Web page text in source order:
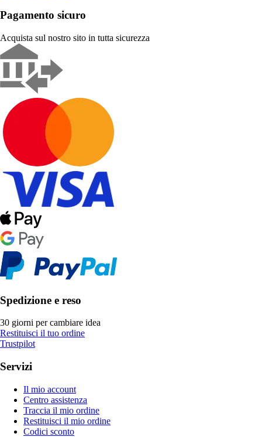
Pagamento sicuro
Acquista sul nostro sito in tutta sicurezza
Spedizione e reso
30 giorni per cambiare idea
Restituisci il tuo ordine
Trustpilot
Servizi
Il mio account
Centro assistenza
Traccia il mio ordine
Restituisci il mio ordine
Codici sconto